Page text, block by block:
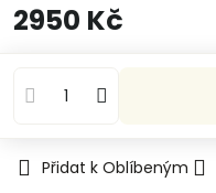
2950 Kč
Přidat k Oblíbeným